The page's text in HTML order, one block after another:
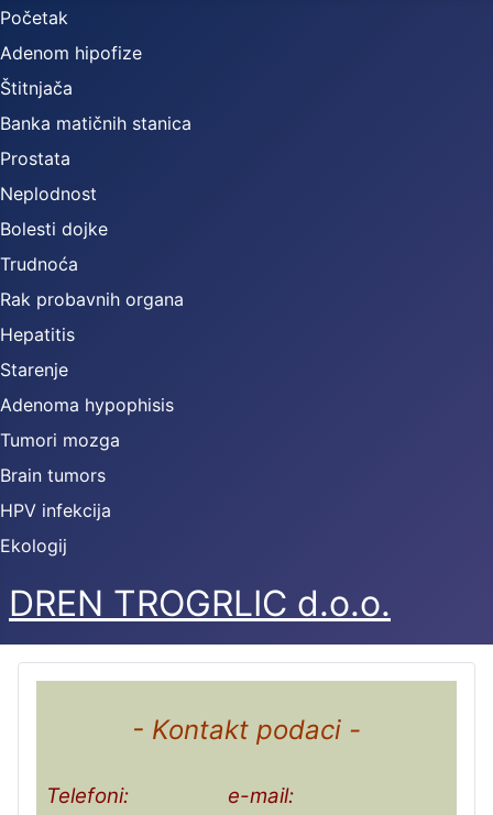
Početak
Adenom hipofize
Štitnjača
Banka matičnih stanica
Prostata
Neplodnost
Bolesti dojke
Trudnoća
Rak probavnih organa
Hepatitis
Starenje
Adenoma hypophisis
Tumori mozga
Brain tumors
HPV infekcija
Ekologij
DREN TROGRLIC d.o.o.
- Kontakt podaci -
Telefoni: e-mail: